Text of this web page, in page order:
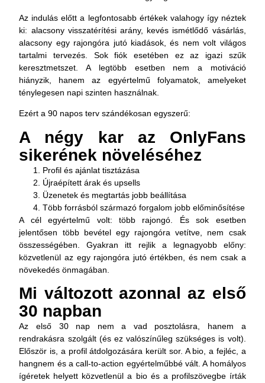
Az indulás előtt a legfontosabb értékek valahogy így néztek
ki: alacsony visszatérítési arány, kevés ismétlődő vásárlás,
alacsony egy rajongóra jutó kiadások, és nem volt világos
tartalmi tervezés. Sok fiók esetében ez az igazi szűk
keresztmetszet. A legtöbb esetben nem a motiváció
hiányzik, hanem az egyértelmű folyamatok, amelyeket
ténylegesen napi szinten használnak.
Ezért a 90 napos terv szándékosan egyszerű:
A négy kar az OnlyFans
sikerének növeléséhez
Profil és ajánlat tisztázása
Újraépített árak és upsells
Üzenetek és megtartás jobb beállítása
Több forrásból származó forgalom jobb előminősítése
A cél egyértelmű volt: több rajongó. És sok esetben
jelentősen több bevétel egy rajongóra vetítve, nem csak
összességében. Gyakran itt rejlik a legnagyobb előny:
közvetlenül az egy rajongóra jutó értékben, és nem csak a
növekedés önmagában.
Mi változott azonnal az első
30 napban
Az első 30 nap nem a vad posztolásra, hanem a
rendrakásra szolgált (és ez valószínűleg szükséges is volt).
Először is, a profil átdolgozására került sor. A bio, a fejléc, a
hangnem és a call-to-action egyértelműbbé vált. A homályos
ígéretek helyett közvetlenül a bio és a profilszövegbe írták